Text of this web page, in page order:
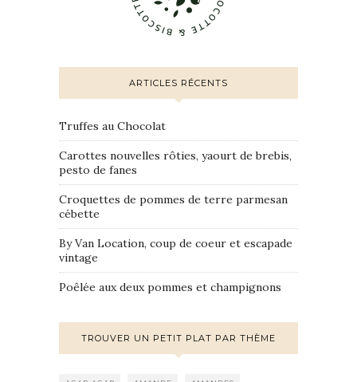
ARTICLES RÉCENTS
Truffes au Chocolat
Carottes nouvelles rôties, yaourt de brebis,
pesto de fanes
Croquettes de pommes de terre parmesan
cébette
By Van Location, coup de coeur et escapade
vintage
Poêlée aux deux pommes et champignons
TROUVER UN PETIT PLAT PAR THÈME